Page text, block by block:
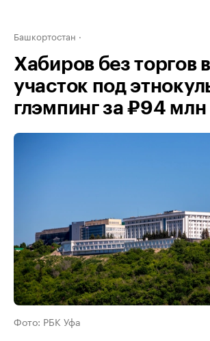
Башкортостан
Хабиров без торгов
участок под
глэмпинг за ₽94 млн
Фото: РБК Уфа